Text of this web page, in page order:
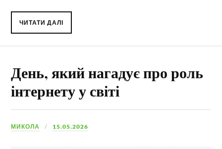
ЧИТАТИ ДАЛІ
День, який нагадує про роль
інтернету у світі
МИКОЛА 15.05.2026